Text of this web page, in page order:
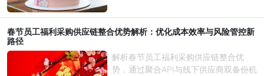
春节员工福利采购供应链整合优势解析：优化成本效率与风险管控新
路径
解析春节员工福利采购供应链整合优
势，通过聚合API与线下供应商双备份机